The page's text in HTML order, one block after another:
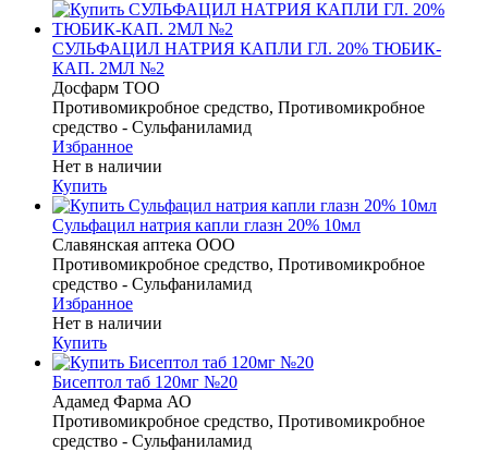
СУЛЬФАЦИЛ НАТРИЯ КАПЛИ ГЛ. 20% ТЮБИК-
КАП. 2МЛ №2
Досфарм ТОО
Противомикробное средство, Противомикробное
средство - Сульфаниламид
Избранное
Нет в наличии
Купить
Сульфацил натрия капли глазн 20% 10мл
Славянская аптека ООО
Противомикробное средство, Противомикробное
средство - Сульфаниламид
Избранное
Нет в наличии
Купить
Бисептол таб 120мг №20
Адамед Фарма АО
Противомикробное средство, Противомикробное
средство - Сульфаниламид